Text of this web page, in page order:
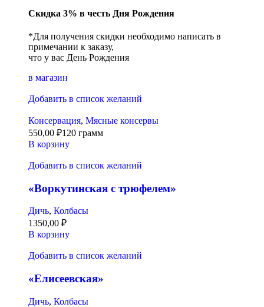
Скидка 3% в честь Дня Рождения
*Для получения скидки необходимо написать в
примечании к заказу,
что у вас День Рождения
в магазин
Добавить в список желаний
Консервация, Мясные консервы
550,00 ₽120 грамм
В корзину
Добавить в список желаний
«Воркутинская с трюфелем»
Дичь, Колбасы
1350,00 ₽
В корзину
Добавить в список желаний
«Елисеевская»
Дичь, Колбасы